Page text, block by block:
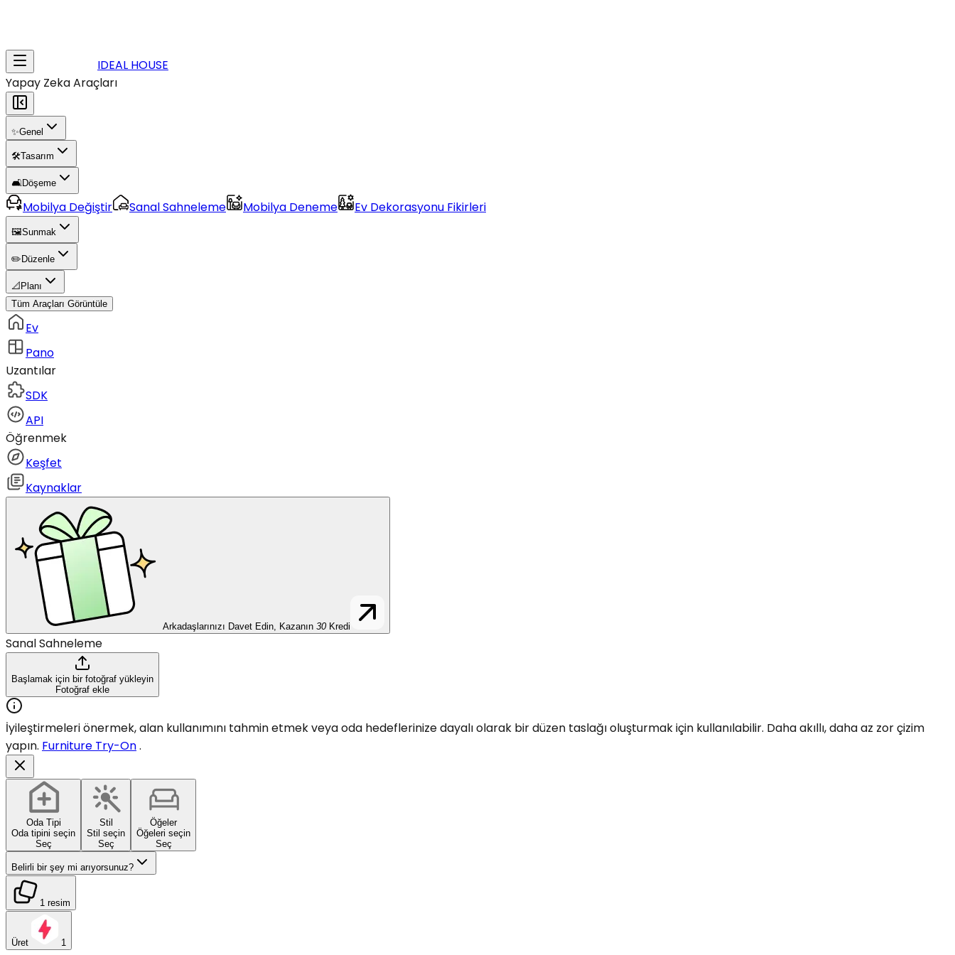
IDEAL HOUSE
Yapay Zeka Araçları
✨Genel
🛠️Tasarım
🛋️Döşeme
Mobilya Değiştir Sanal Sahneleme Mobilya Deneme Ev Dekorasyonu Fikirleri
🖼️Sunmak
✏️ Düzenle
📐 Planı
Tüm Araçları Görüntüle
Ev
Pano
Uzantılar
SDK
API
Öğrenmek
Keşfet
Kaynaklar
Arkadaşlarınızı Davet Edin, Kazanın 30 Kredi
Sanal Sahneleme
Başlamak için bir fotoğraf yükleyin
Fotoğraf ekle
İyileştirmeleri önermek, alan kullanımını tahmin etmek veya oda hedeflerinize dayalı olarak bir düzen taslağı oluşturmak için kullanılabilir. Daha akıllı, daha az zor çizim
yapın. Furniture Try-On.
Oda Tipi
Oda tipini seçin
Seç
Stil
Stil seçin
Seç
Öğeler
Öğeleri seçin
Seç
Belirli bir şey mi arıyorsunuz?
1 resim
Üret 1